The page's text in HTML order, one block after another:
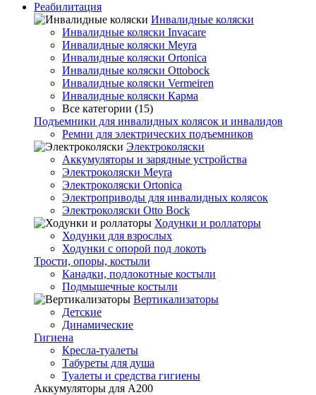
Реабилитация
Инвалидные коляски
Инвалидные коляски Invacare
Инвалидные коляски Meyra
Инвалидные коляски Ortonica
Инвалидные коляски Ottobock
Инвалидные коляски Vermeiren
Инвалидные коляски Карма
Все категории (15)
Подъемники для инвалидных колясок и инвалидов
Ремни для электрических подъемников
Электроколяски
Аккумуляторы и зарядные устройства
Электроколяски Meyra
Электроколяски Ortonica
Электроприводы для инвалидных колясок
Электроколяски Otto Bock
Ходунки и роллаторы
Ходунки для взрослых
Ходунки с опорой под локоть
Трости, опоры, костыли
Канадки, подлокотные костыли
Подмышечные костыли
Вертикализаторы
Детские
Динамические
Гигиена
Кресла-туалеты
Табуреты для душа
Туалеты и средства гигиены
Аккумуляторы для А200